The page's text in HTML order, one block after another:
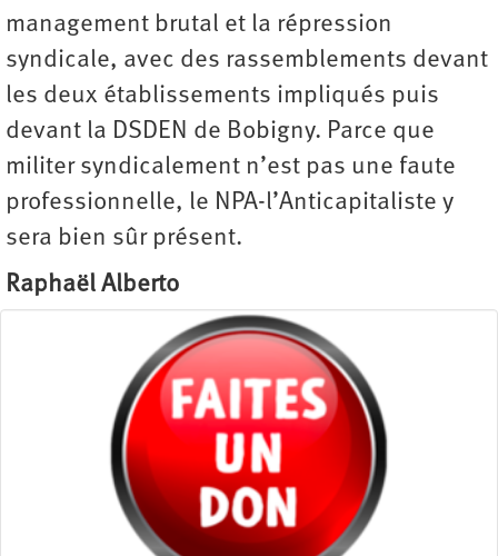
management brutal et la répression
syndicale, avec des rassemblements devant
les deux établissements impliqués puis
devant la DSDEN de Bobigny. Parce que
militer syndicalement n’est pas une faute
professionnelle, le NPA-l’Anticapitaliste y
sera bien sûr présent.
Raphaël Alberto